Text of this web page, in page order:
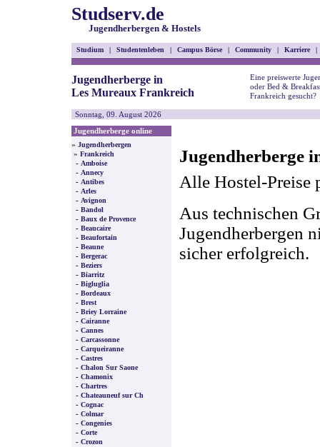
Studserv.de
Jugendherbergen & Hostels
Studium | Studentenleben | Campus Börse | Community | Karriere |
Jugendherberge in
Les Mureaux Frankreich
Eine preiswerte
oder Bed &
Frankreich gesucht?
Sonntag, 09. August 2026
Jugendherberge online
» Jugendherbergen
» Frankreich
- Amboise
- Annecy
- Antibes
- Arles
- Avignon
- Bandol
- Baux de Provence
- Beaucaire
- Beaufortain
- Beaune
- Bergerac
- Beziers
- Biarritz
- Bigluglia
- Bordeaux
- Brest
- Briey Lorraine
- Cairanne
- Cannes
- Carcassonne
- Carqueiranne
- Castres
- Chalon Sur Saone
- Chamonix
- Chartres
- Chateauneuf sur Ch
- Cognac
- Colmar
- Congenies
- Corte
- Crozon
Jugendherberge
Alle Hostel-Preise
Aus technischen
Jugendherbergen
sicher erfolgreich.